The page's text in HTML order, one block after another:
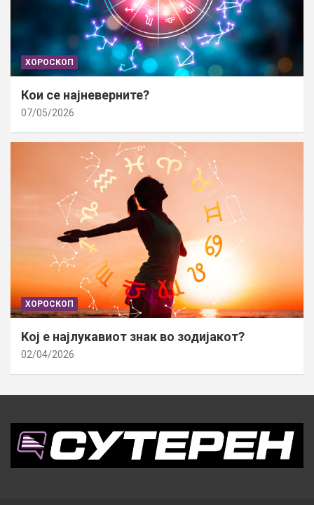
ХОРОСКОП
Кои се најневерните?
07/05/2026
ХОРОСКОП
Кој е најлукавиот знак во зодијакот?
02/04/2026